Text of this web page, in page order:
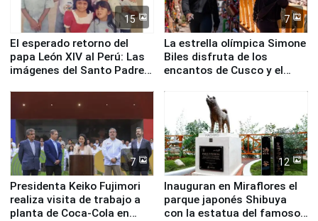
15
El esperado retorno del
papa León XIV al Perú: Las
imágenes del Santo Padre
7
La estrella olímpica Simone
Biles disfruta de los
encantos de Cusco y el
7
Presidenta Keiko Fujimori
realiza visita de trabajo a
planta de Coca-Cola en
12
Inauguran en Miraflores el
parque japonés Shibuya
con la estatua del famoso